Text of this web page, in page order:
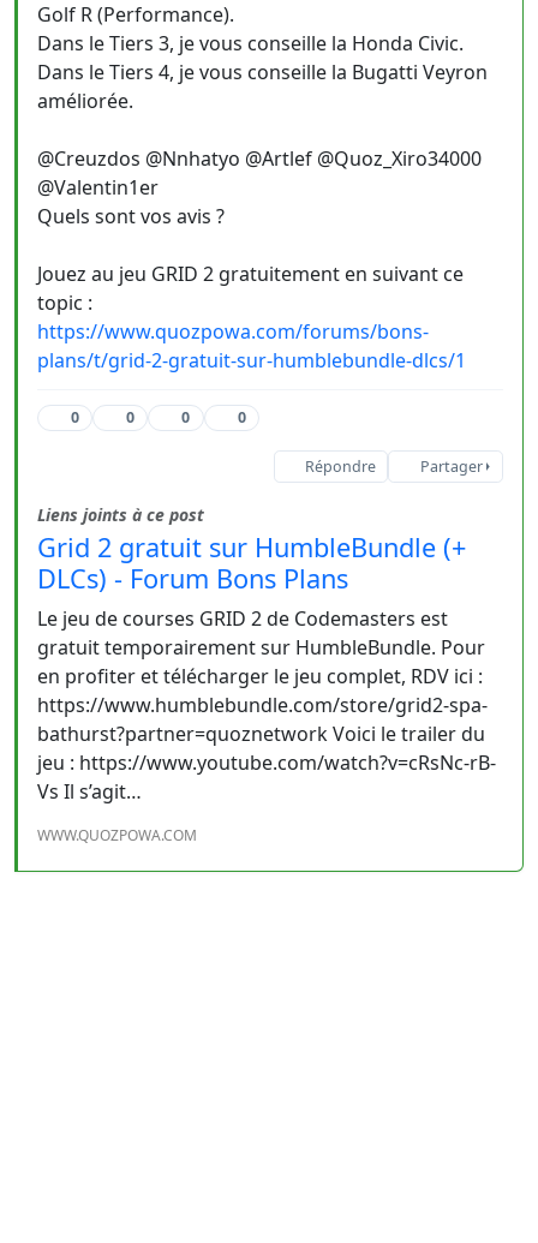
Golf R (Performance).
Dans le Tiers 3, je vous conseille la Honda Civic.
Dans le Tiers 4, je vous conseille la Bugatti Veyron
améliorée.
@Creuzdos @Nnhatyo @Artlef @Quoz_Xiro34000
@Valentin1er
Quels sont vos avis ?
Jouez au jeu GRID 2 gratuitement en suivant ce
topic :
https://www.quozpowa.com/forums/bons-
plans/t/grid-2-gratuit-sur-humblebundle-dlcs/1
0 0 0 0
Répondre Partager
Liens joints à ce post
Grid 2 gratuit sur HumbleBundle (+
DLCs) - Forum Bons Plans
Le jeu de courses GRID 2 de Codemasters est
gratuit temporairement sur HumbleBundle. Pour
en profiter et télécharger le jeu complet, RDV ici :
https://www.humblebundle.com/store/grid2-spa-
bathurst?partner=quoznetwork Voici le trailer du
jeu : https://www.youtube.com/watch?v=cRsNc-rB-
Vs Il s’agit…
WWW.QUOZPOWA.COM